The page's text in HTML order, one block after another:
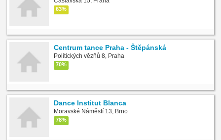
63%
Centrum tance Praha - Štěpánská
Politických vězňů 8, Praha
70%
Dance Institut Blanca
Moravské Náměstí 13, Brno
78%